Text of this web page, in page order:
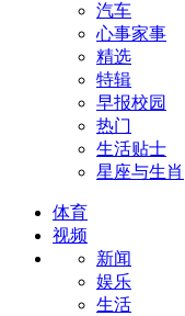
汽车
心事家事
精选
特辑
早报校园
热门
生活贴士
星座与生肖
体育
视频
新闻
娱乐
生活